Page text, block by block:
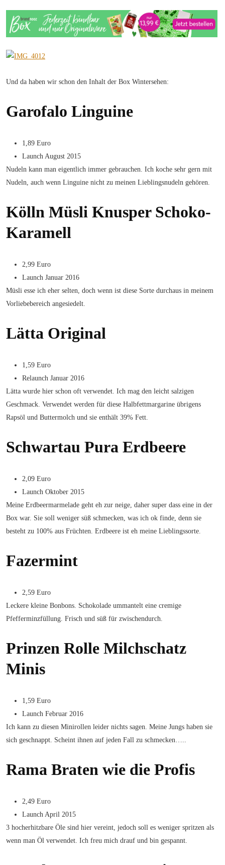
Und da haben wir schon den Inhalt der Box Wintersehen:
Garofalo Linguine
1,89 Euro
Launch August 2015
Nudeln kann man eigentlich immer gebrauchen. Ich koche sehr gern mit
Nudeln, auch wenn Linguine nicht zu meinen Lieblingsnudeln gehören.
Kölln Müsli Knusper Schoko-
Karamell
2,99 Euro
Launch Januar 2016
Müsli esse ich eher selten, doch wenn ist diese Sorte durchaus in meinem
Vorliebebereich angesiedelt.
Lätta Original
1,59 Euro
Relaunch Januar 2016
Lätta wurde hier schon oft verwendet. Ich mag den leicht salzigen
Geschmack. Verwendet werden für diese Halbfettmargarine übrigens
Rapsöl und Buttermolch und sie enthält 39% Fett.
Schwartau Pura Erdbeere
2,09 Euro
Launch Oktober 2015
Meine Erdbeermarmelade geht eh zur neige, daher super dass eine in der
Box war. Sie soll weniger süß schmecken, was ich ok finde, denn sie
besteht zu 100% aus Früchten. Erdbeere ist eh meine Lieblingssorte.
Fazermint
2,59 Euro
Leckere kleine Bonbons. Schokolade ummantelt eine cremige
Pfefferminzfüllung. Frisch und süß für zwischendurch.
Prinzen Rolle Milchschatz
Minis
1,59 Euro
Launch Februar 2016
Ich kann zu diesen Minirollen leider nichts sagen. Meine Jungs haben sie
sich geschnappt. Scheint ihnen auf jeden Fall zu schmecken…..
Rama Braten wie die Profis
2,49 Euro
Launch April 2015
3 hocherhitzbare Öle sind hier vereint, jedoch soll es weniger spritzen als
wenn man Öl verwendet. Ich freu mich drauf und bin gespannt.